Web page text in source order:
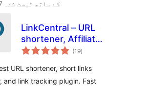
6.8.7 کے ساتھ ٹیسٹ شدہ
LinkCentral – URL
shortener, Affiliate
Links & Custom
Link Tracking
(19مجموعی
درجہ
)
URL shortener, short links
and link tracking plugin. Fast